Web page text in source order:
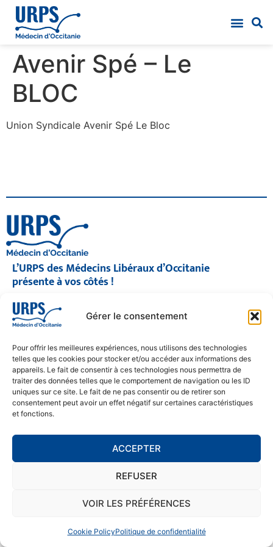
Gérer le consentement
Pour offrir les meilleures expériences, nous utilisons des technologies
telles que les cookies pour stocker et/ou accéder aux informations des
appareils. Le fait de consentir à ces technologies nous permettra de
traiter des données telles que le comportement de navigation ou les ID
uniques sur ce site. Le fait de ne pas consentir ou de retirer son
consentement peut avoir un effet négatif sur certaines caractéristiques
et fonctions.
ACCEPTER
REFUSER
VOIR LES PRÉFÉRENCES
Cookie PolicyPolitique de confidentialité
Avenir Spé – Le
BLOC
Union Syndicale Avenir Spé Le Bloc
L’URPS des Médecins Libéraux d’Occitanie
présente à vos côtés !
© 2026 URPS médecin d'Occitanie
Siège social : 1300 Avenue Albert Einstein, 34000 Montpellier
Antenne régionale : 9 rue Matabiau, 31000 Toulouse
Accueil : Lundi au Vendredi | 08h30 – 17h30
CONTACT
MENTIONS LÉGALES
POLITIQUE DE CONFIDENTIALITÉ
COOKIE POLICY (EU)